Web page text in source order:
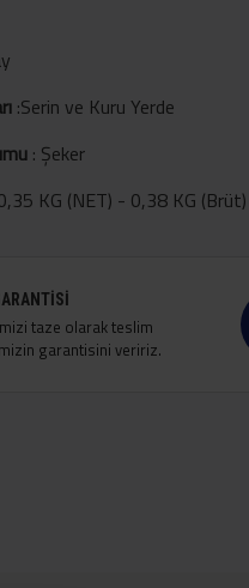
:Serin ve Kuru Yerde
: Şeker
KG (NET) - 0,38 KG (Brüt)
taze olarak teslim
garantisini veririz.